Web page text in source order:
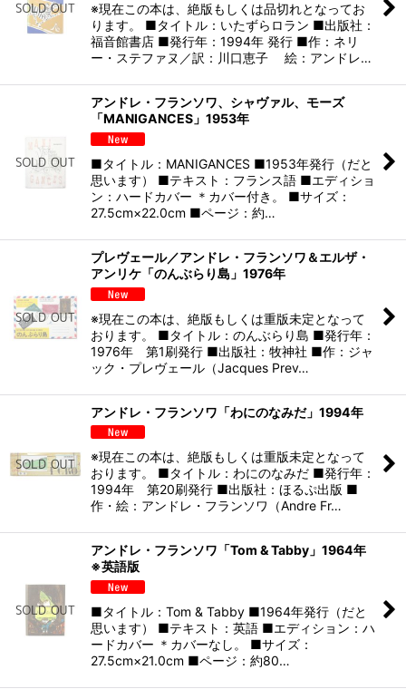
※現在この本は、絶版もしくは品切れとなってお
ります。 ■タイトル：いたずらロラン ■出版社：
福音館書店 ■発行年：1994年 発行 ■作：ネリ
ー・ステファヌ／訳：川口恵子 絵：アンドレ…
アンドレ・フランソワ、シャヴァル、モーズ
「MANIGANCES」1953年
■タイトル：MANIGANCES ■1953年発行（だと
思います） ■テキスト：フランス語 ■エディショ
ン：ハードカバー ＊カバー付き。 ■サイズ：
27.5cm×22.0cm ■ページ：約…
プレヴェール／アンドレ・フランソワ＆エルザ・
アンリケ「のんぶらり島」1976年
※現在この本は、絶版もしくは重版未定となって
おります。 ■タイトル：のんぶらり島 ■発行年：
1976年 第1刷発行 ■出版社：牧神社 ■作：ジャ
ック・プレヴェール（Jacques Prev…
アンドレ・フランソワ「わにのなみだ」1994年
※現在この本は、絶版もしくは重版未定となって
おります。 ■タイトル：わにのなみだ ■発行年：
1994年 第20刷発行 ■出版社：ほるぷ出版 ■
作・絵：アンドレ・フランソワ（Andre Fr…
アンドレ・フランソワ「Tom & Tabby」1964年
※英語版
■タイトル：Tom & Tabby ■1964年発行（だと
思います） ■テキスト：英語 ■エディション：ハ
ードカバー ＊カバーなし。 ■サイズ：
27.5cm×21.0cm ■ページ：約80…